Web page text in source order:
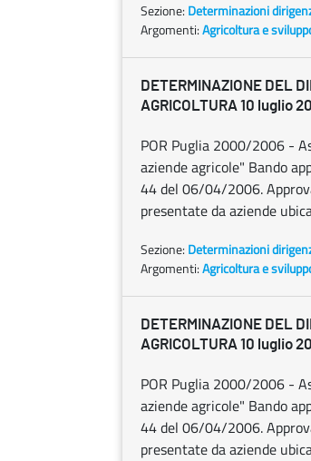
Sezione: Determinazioni
Argomenti:Agricoltura e
DETERMINAZIONE DEL
AGRICOLTURA 10 luglio
POR Puglia 2000/2006 -
aziende agricole" Bando
44 del 06/04/2006.
presentate da aziende
Sezione: Determinazioni
Argomenti:Agricoltura e
DETERMINAZIONE DEL
AGRICOLTURA 10 luglio
POR Puglia 2000/2006 -
aziende agricole" Bando
44 del 06/04/2006.
presentate da aziende